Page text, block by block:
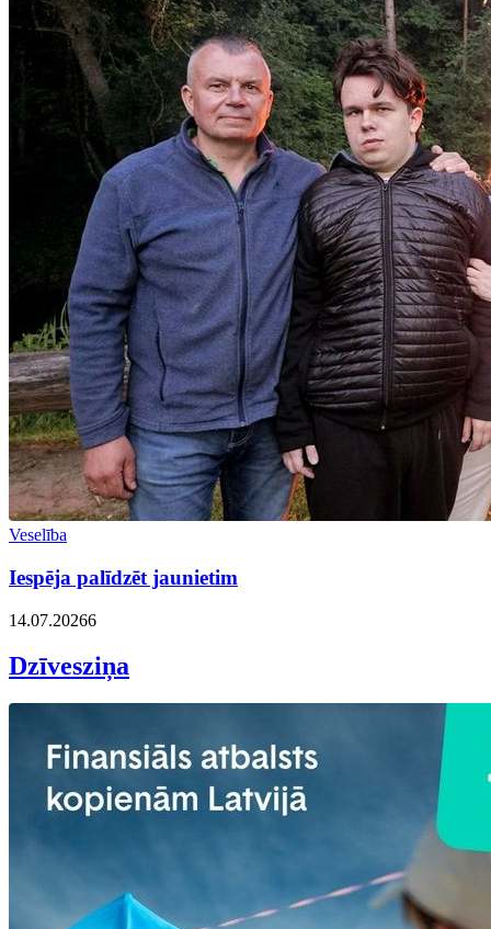
Veselība
Iespēja palīdzēt jaunietim
14.07.20266
Dzīvesziņa